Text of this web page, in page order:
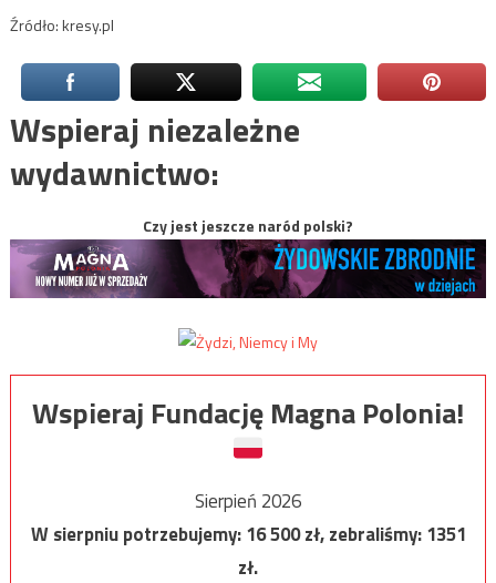
Źródło: kresy.pl
Wspieraj niezależne
wydawnictwo:
Czy jest jeszcze naród polski?
Wspieraj Fundację Magna Polonia!
Sierpień 2026
W sierpniu potrzebujemy:16 500zł, zebraliśmy:1351
zł.